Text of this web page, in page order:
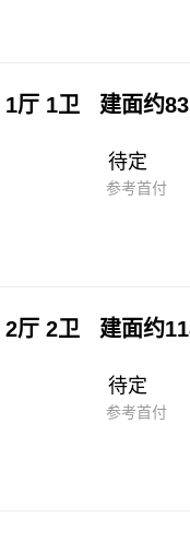
厅 1卫 建面约
待定
参考首付
厅 2卫 建面约
待定
参考首付